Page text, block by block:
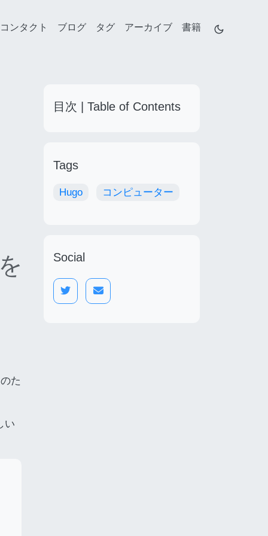
コンタクト ブログ タグ アーカイブ 書籍
た
い
目次 | Table of Contents
Tags
Hugo コンピューター
Social